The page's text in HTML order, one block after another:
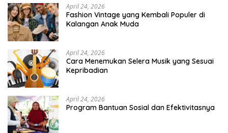
April 24, 2026
Fashion Vintage yang Kembali Populer di
Kalangan Anak Muda
April 24, 2026
Cara Menemukan Selera Musik yang Sesuai
Kepribadian
April 24, 2026
Program Bantuan Sosial dan Efektivitasnya